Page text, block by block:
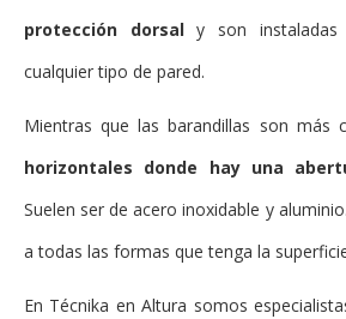
protección dorsaly son instaladas
cualquier tipo de pared.
Mientras que las barandillas son más
horizontales donde hay una
Suelen ser de acero inoxidable y
a todas las formas que tenga la
En Técnika en Altura somos